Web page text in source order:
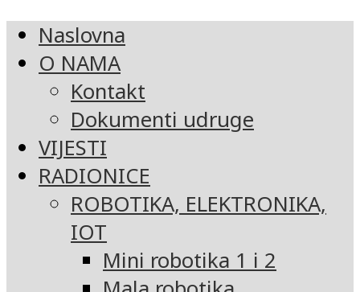
Naslovna
O NAMA
Kontakt
Dokumenti udruge
VIJESTI
RADIONICE
ROBOTIKA, ELEKTRONIKA,
IOT
Mini robotika 1 i 2